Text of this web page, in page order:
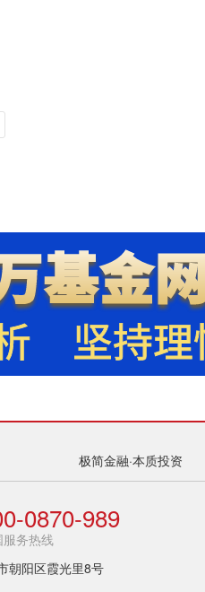
极简金融·本质投资
0870-989
服务热线
朝阳区霞光里8号